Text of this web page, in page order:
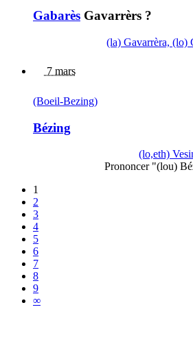
Gabarès Gavarrèrs ?
(la) Gavarrèra, (lo)
7 mars
(Boeil-Bezing)
Bézing
(lo,eth)
Prononcer "(lou)
1
2
3
4
5
6
7
8
9
∞